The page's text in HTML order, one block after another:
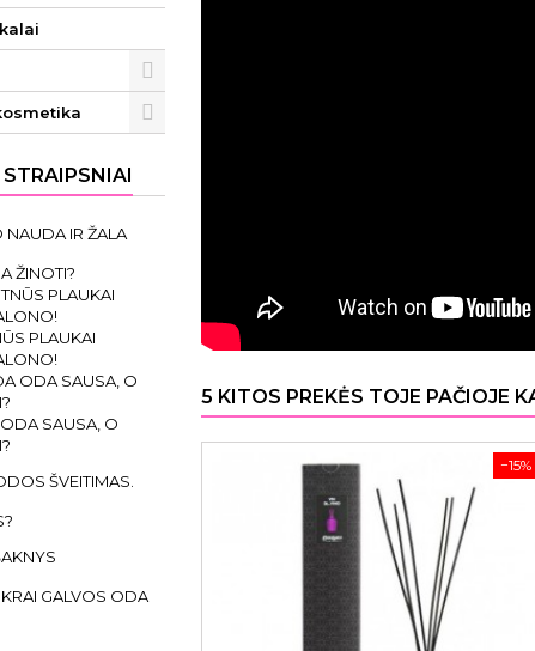
NAUDA IR ŽALA
ŽINOTI?
PLAUKAI
SAUSA, O
ŠVEITIMAS.
GALVOS ODA
5 KITOS PREKĖS TOJE PAČIOJE
−15%